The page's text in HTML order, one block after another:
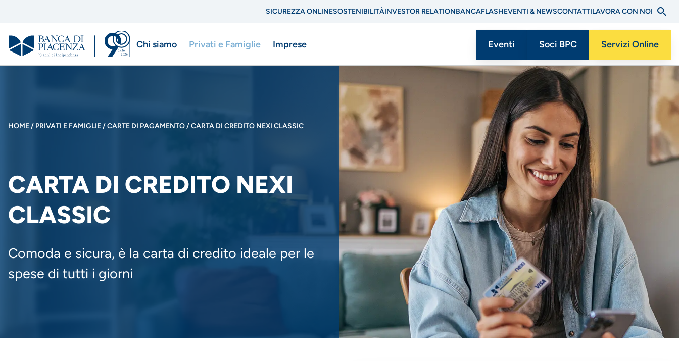
contenuto
principale
di
navigazione
servizio
SICUREZZA ONLINESOSTENIBILITÀINVESTOR RELATIONBANCAFLASHEVENTI & NEWSCONTATTILAVORA CON NOI
Menu
principale
Chi siamo Privati e Famiglie Imprese
Menu
CTA
Eventi Soci BPC Servizi Online
BRICIOLE
PANE
HOME PRIVATI E FAMIGLIE CARTE DI PAGAMENTO CARTA DI CREDITO NEXI CLASSIC
CARTA DI CREDITO NEXI
CLASSIC
Comoda e sicura, è la carta di credito ideale per le
spese di tutti i giorni